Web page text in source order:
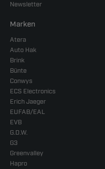
Newsletter
Marken
Atera
Auto Hak
Brink
Bünte
Conwys
ECS Electronics
Erich Jaeger
EUFAB/EAL
EVB
G.D.W.
G3
Greenvalley
Hapro